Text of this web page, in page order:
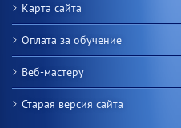
Карта сайта
Оплата за обучение
Веб-мастеру
Старая версия сайта